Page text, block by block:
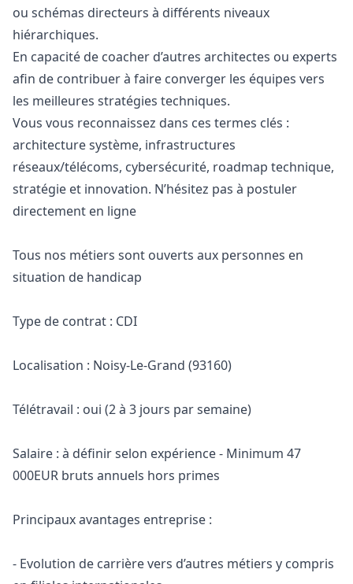
ou schémas directeurs à différents niveaux
hiérarchiques.
En capacité de coacher d’autres architectes ou experts
afin de contribuer à faire converger les équipes vers
les meilleures stratégies techniques.
Vous vous reconnaissez dans ces termes clés :
architecture système, infrastructures
réseaux/télécoms, cybersécurité, roadmap technique,
stratégie et innovation. N’hésitez pas à postuler
directement en ligne
Tous nos métiers sont ouverts aux personnes en
situation de handicap
Type de contrat : CDI
Localisation : Noisy-Le-Grand (93160)
Télétravail : oui (2 à 3 jours par semaine)
Salaire : à définir selon expérience - Minimum 47
000EUR bruts annuels hors primes
Principaux avantages entreprise :
- Evolution de carrière vers d’autres métiers y compris